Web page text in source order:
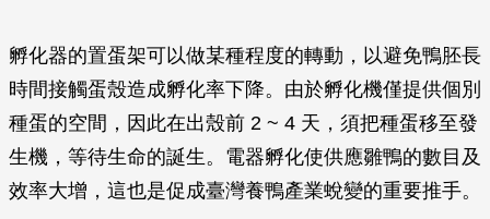
孵化器的置蛋架可以做某種程度的轉動，以避免鴨胚長
時間接觸蛋殼造成孵化率下降。由於孵化機僅提供個別
種蛋的空間，因此在出殼前 2 ~ 4 天，須把種蛋移至發
生機，等待生命的誕生。電器孵化使供應雛鴨的數目及
效率大增，這也是促成臺灣養鴨產業蛻變的重要推手。